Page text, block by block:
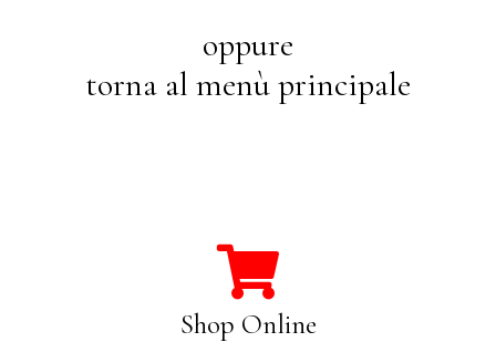
oppure
torna al menù principale
Shop Online